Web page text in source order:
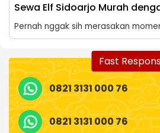
Sewa Elf Sidoarjo Murah
Pernah nggak sih merasakan
Fast
0821 3131 000 76
0821 3131 000 76